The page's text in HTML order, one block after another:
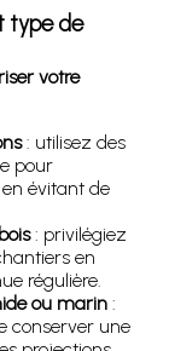
type de
votre
: utilisez des
pour
évitant de
: privilégiez
en
régulière.
ou marin :
conserver une